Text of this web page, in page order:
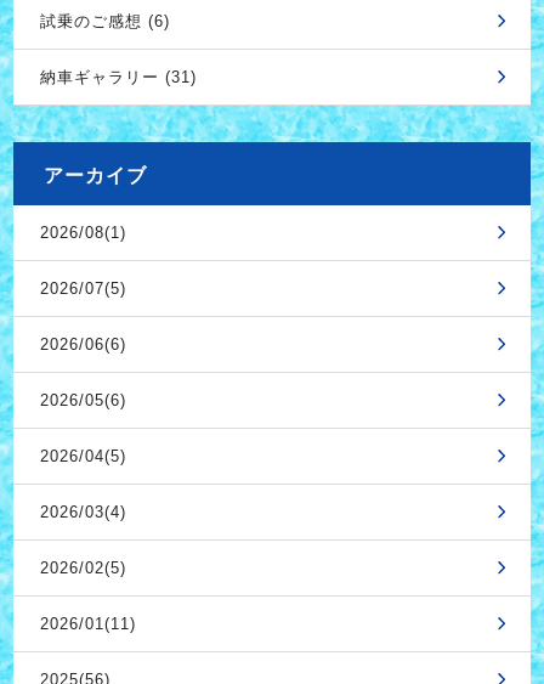
試乗のご感想 (6)
納車ギャラリー (31)
アーカイブ
2026/08(1)
2026/07(5)
2026/06(6)
2026/05(6)
2026/04(5)
2026/03(4)
2026/02(5)
2026/01(11)
2025(56)